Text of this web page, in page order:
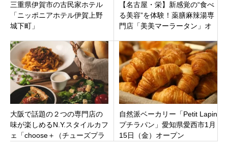
三重県伊賀市の古民家ホテル
「ニッポニアホテル伊賀上野
城下町」
【名古屋・栄】新感覚の“食べ
る美容”を体験！薬膳麻辣湯専
門店「美美マーラータン」オ
も
大阪で話題の２つの専門店の
味が楽しめるN.Y.スタイルカフ
ェ「choose＋（チューズプラ
自然派ベーカリー「Petit Lapin
プチラパン」愛知県愛西市1月
15日（金）オープン